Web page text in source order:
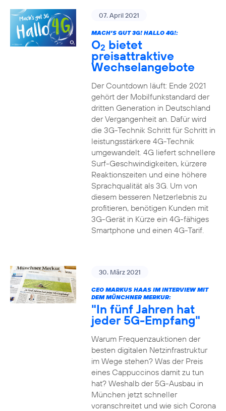
07. April 2021
MACH’S GUT 3G! HALLO 4G!:
O2 bietet
preisattraktive
Wechselangebote
Der Countdown läuft: Ende 2021
gehört der Mobilfunkstandard der
dritten Generation in Deutschland
der Vergangenheit an. Dafür wird
die 3G-Technik Schritt für Schritt in
leistungsstärkere 4G-Technik
umgewandelt. 4G liefert schnellere
Surf-Geschwindigkeiten, kürzere
Reaktionszeiten und eine höhere
Sprachqualität als 3G. Um von
diesem besseren Netzerlebnis zu
profitieren, benötigen Kunden mit
3G-Gerät in Kürze ein 4G-fähiges
Smartphone und einen 4G-Tarif.
30. März 2021
CEO MARKUS HAAS IM INTERVIEW MIT
DEM MÜNCHNER MERKUR:
"In fünf Jahren hat
jeder 5G-Empfang"
Warum Frequenzauktionen der
besten digitalen Netzinfrastruktur
im Wege stehen? Was der Preis
eines Cappuccinos damit zu tun
hat? Weshalb der 5G-Ausbau in
München jetzt schneller
voranschreitet und wie sich Corona